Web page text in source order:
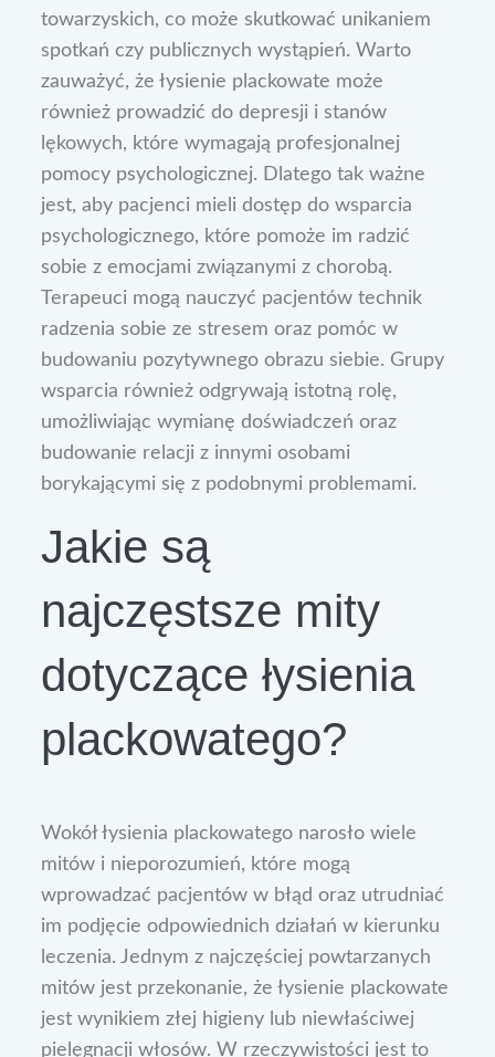
towarzyskich, co może skutkować unikaniem
spotkań czy publicznych wystąpień. Warto
zauważyć, że łysienie plackowate może
również prowadzić do depresji i stanów
lękowych, które wymagają profesjonalnej
pomocy psychologicznej. Dlatego tak ważne
jest, aby pacjenci mieli dostęp do wsparcia
psychologicznego, które pomoże im radzić
sobie z emocjami związanymi z chorobą.
Terapeuci mogą nauczyć pacjentów technik
radzenia sobie ze stresem oraz pomóc w
budowaniu pozytywnego obrazu siebie. Grupy
wsparcia również odgrywają istotną rolę,
umożliwiając wymianę doświadczeń oraz
budowanie relacji z innymi osobami
borykającymi się z podobnymi problemami.
Jakie są
najczęstsze mity
dotyczące łysienia
plackowatego?
Wokół łysienia plackowatego narosło wiele
mitów i nieporozumień, które mogą
wprowadzać pacjentów w błąd oraz utrudniać
im podjęcie odpowiednich działań w kierunku
leczenia. Jednym z najczęściej powtarzanych
mitów jest przekonanie, że łysienie plackowate
jest wynikiem złej higieny lub niewłaściwej
pielęgnacji włosów. W rzeczywistości jest to